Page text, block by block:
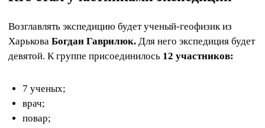
Возглавлять экспедицию будет ученый-геофизик из
Харькова Богдан Гаврилюк. Для него экспедиция будет
девятой. К группе присоединилось 12 участников:
7 ученых;
врач;
повар;